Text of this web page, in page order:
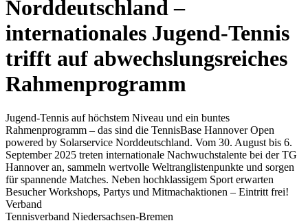
Norddeutschland –
internationales Jugend-Tennis
trifft auf abwechslungsreiches
Rahmenprogramm
Jugend-Tennis auf höchstem Niveau und ein buntes
Rahmenprogramm – das sind die TennisBase Hannover Open
powered by Solarservice Norddeutschland. Vom 30. August bis 6.
September 2025 treten internationale Nachwuchstalente bei der TG
Hannover an, sammeln wertvolle Weltranglistenpunkte und sorgen
für spannende Matches. Neben hochklassigem Sport erwarten
Besucher Workshops, Partys und Mitmachaktionen – Eintritt frei!
Verband
Tennisverband Niedersachsen-Bremen